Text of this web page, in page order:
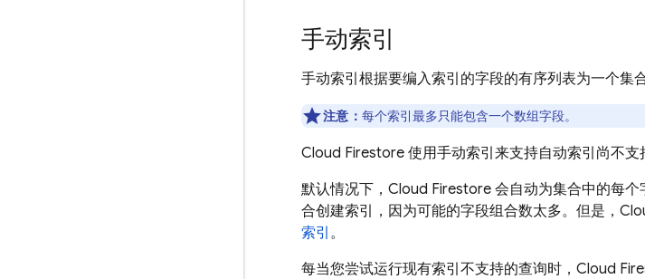
手动索引
手动索引根据要编入索引的字段的有序列表为一个集
注意： 每个索引最多只能包含一个数组字段。
Cloud Firestore 使用手动索引来支持自动索引尚不支
默认情况下， Cloud Firestore 会自动为集合中的每个
合创建索引，因为可能的字段组合数太多。但是，
索引 。
每当您尝试运行现有索引不支持的查询时， Cloud